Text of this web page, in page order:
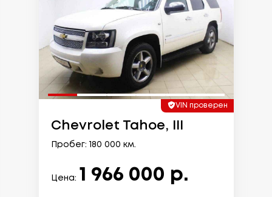
VIN проверен
Chevrolet Tahoe, III
Пробег: 180 000 км.
Цена: 1 966 000 р.